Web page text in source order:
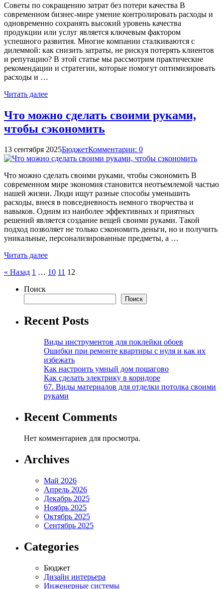
Советы по сокращению затрат без потери качества В
современном бизнес-мире умение контролировать расходы и
одновременно сохранять высокий уровень качества
продукции или услуг является ключевым фактором
успешного развития. Многие компании сталкиваются с
дилеммой: как снизить затраты, не рискуя потерять клиентов
и репутацию? В этой статье мы рассмотрим практические
рекомендации и стратегии, которые помогут оптимизировать
расходы и …
Читать далее
Что можно сделать своими руками,
чтобы сэкономить
13 сентября 2025БюджетКомментарии: 0
Что можно сделать своими руками, чтобы сэкономить В
современном мире экономия становится неотъемлемой частью
нашей жизни. Люди ищут разные способы уменьшить
расходы, внеся в повседневность немного творчества и
навыков. Одним из наиболее эффективных и приятных
решений является создание вещей своими руками. Такой
подход позволяет не только сэкономить деньги, но и получить
уникальные, персонализированные предметы, а …
Читать далее
Пагинация
записей
« Назад 1 … 10 11 12
Поиск
Поиск
Recent Posts
Виды инструментов для поклейки обоев
Ошибки при ремонте квартиры с нуля и как их
избежать
Как настроить умный дом пошагово
Как сделать электрику в коридоре
67. Виды материалов для отделки потолка своими
руками
Recent Comments
Нет комментариев для просмотра.
Archives
Май 2026
Апрель 2026
Декабрь 2025
Ноябрь 2025
Октябрь 2025
Сентябрь 2025
Categories
Бюджет
Дизайн интерьера
Инженерные системы